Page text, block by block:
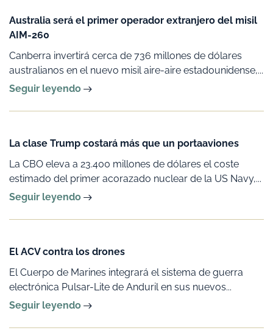
Australia será el primer operador extranjero del misil
AIM-260
Canberra invertirá cerca de 736 millones de dólares
australianos en el nuevo misil aire-aire estadounidense,...
Seguir leyendo
La clase Trump costará más que un portaaviones
La CBO eleva a 23.400 millones de dólares el coste
estimado del primer acorazado nuclear de la US Navy,...
Seguir leyendo
El ACV contra los drones
El Cuerpo de Marines integrará el sistema de guerra
electrónica Pulsar-Lite de Anduril en sus nuevos...
Seguir leyendo